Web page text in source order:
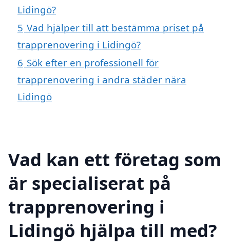
Lidingö?
5 Vad hjälper till att bestämma priset på
trapprenovering i Lidingö?
6 Sök efter en professionell för
trapprenovering i andra städer nära
Lidingö
Vad kan ett företag som
är specialiserat på
trapprenovering i
Lidingö hjälpa till med?